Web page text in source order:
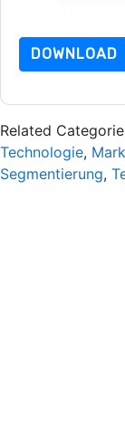
DOWNLOAD
Related
Technologie,
Segmentierung,